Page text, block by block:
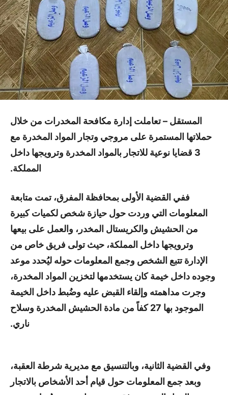
المستقل – تعاملت إدارة مكافحة المخدرات من خلال
حملاتها المستمرة على مروجي وتجار المواد المخدرة مع
3 قضايا نوعية للاتجار بالمواد المخدرة وترويجها داخل
المملكة.
ففي القضية الأولى بمحافظة المفرق، تمت متابعة
المعلومات التي وردت حول حيازة شخص لكميات كبيرة
من الحشيش والكريستال المخدر، والعمل على بيعها
وترويجها داخل المملكة، حيث تولى فريق خاص من
الإدارة تتبع الشخص وجمع المعلومات حوله ليُحدد موعد
وجوده داخل خيمة كان يستخدمها لتخزين المواد المخدرة،
وجرت مداهمته وإلقاء القبض عليه وضُبط داخل الخيمة
الموجود بها 27 كفاً من مادة الحشيش المخدرة وسلاح
ناري.
وفي القضية الثانية، وبالتنسيق مع مديرية شرطة العقبة،
وبعد جمع المعلومات حول قيام أحد الأشخاص بالاتجار